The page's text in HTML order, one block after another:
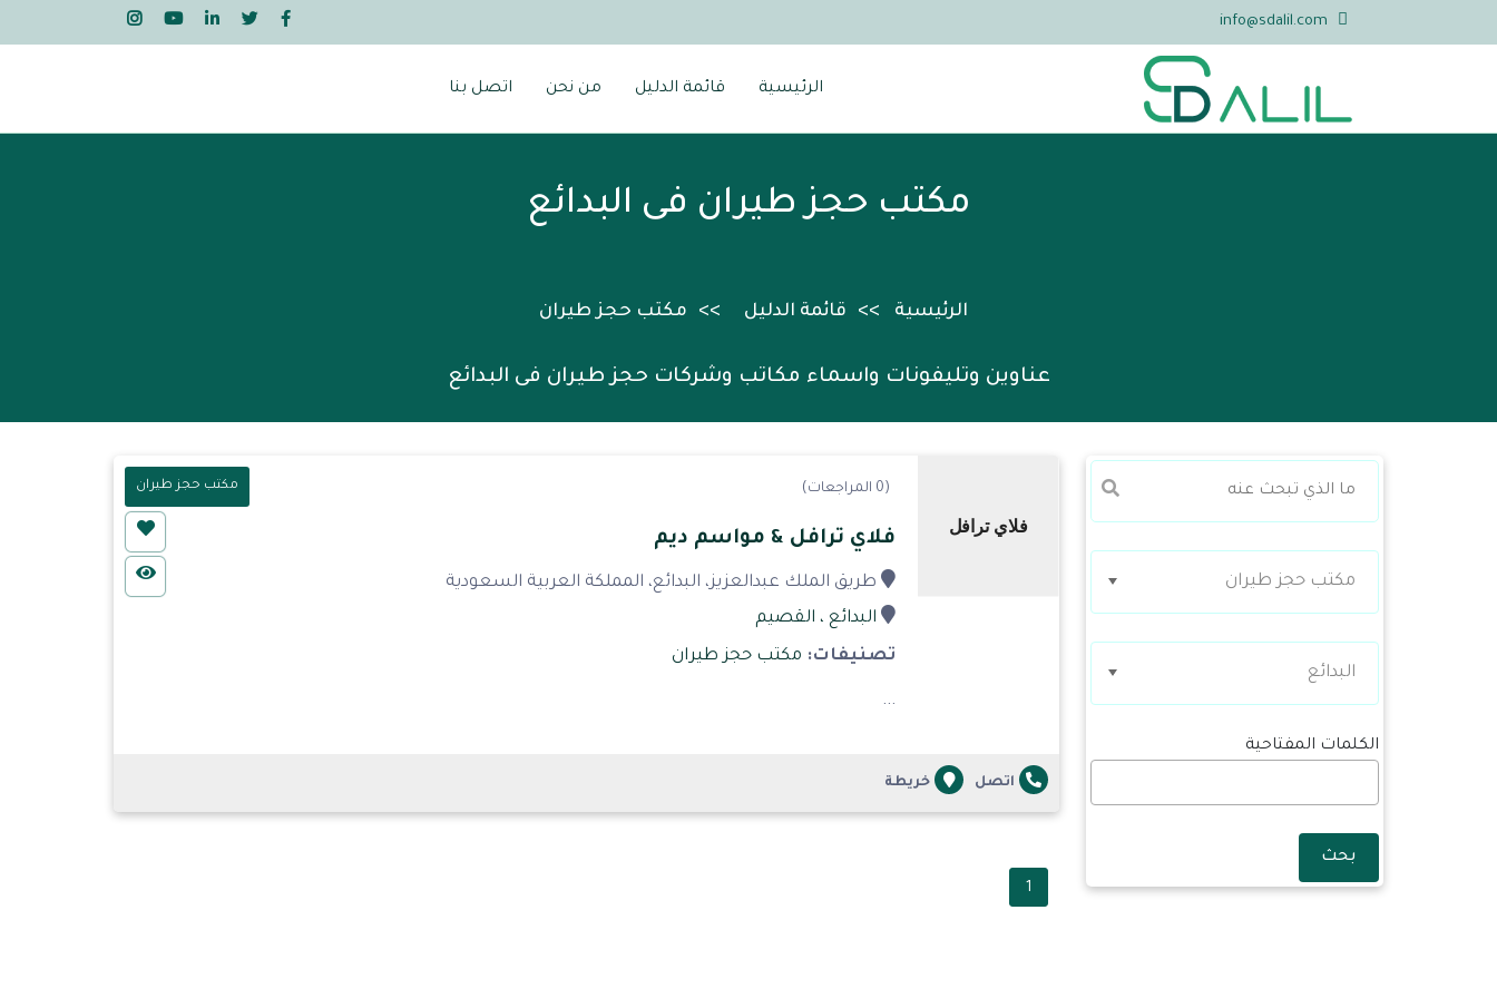
info@sdalil.com
الرئيسية قائمة الدليل من نحن اتصل بنا
مكتب حجز طيران فى البدائع
الرئيسية قائمة الدليل مكتب حجز طيران
عناوين وتليفونات واسماء مكاتب وشركات حجز طيران فى البدائع
مكتب حجز طيران
البدائع
الكلمات المفتاحية
بحث
مكتب حجز طيران (0 المراجعات)
فلاي ترافل & مواسم ديم
طريق الملك عبدالعزيز، البدائع، المملكة العربية السعودية
البدائع ، القصيم
تصنيفات: مكتب حجز طيران
...
اتصل خريطة
1